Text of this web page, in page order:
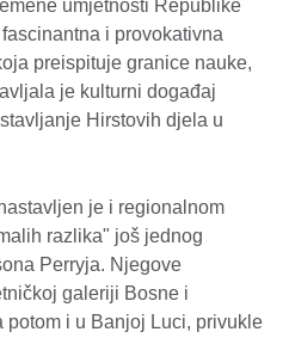
umjetnosti Republike
i provokativna
preispituje granice nauke,
je kulturni događaj
Hirstovih djela u
je i regionalnom
razlika" još jednog
Perryja. Njegove
galeriji Bosne i
potom i u Banjoj Luci, privukle